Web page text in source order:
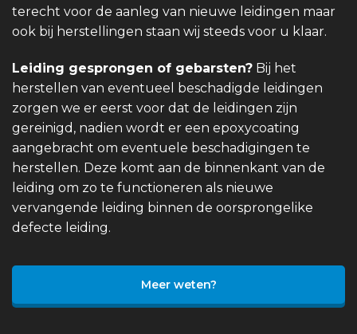
terecht voor de aanleg van nieuwe leidingen maar
ook bij herstellingen staan wij steeds voor u klaar.
Leiding gesprongen of gebarsten? Bij het
herstellen van eventueel beschadigde leidingen
zorgen we er eerst voor dat de leidingen zijn
gereinigd, nadien wordt er een epoxycoating
aangebracht om eventuele beschadigingen te
herstellen. Deze komt aan de binnenkant van de
leiding om zo te functioneren als nieuwe
vervangende leiding binnen de oorsprongelike
defecte leiding.
Meer weten?